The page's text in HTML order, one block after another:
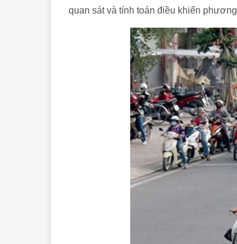
quan sát và tính toán điều khiển